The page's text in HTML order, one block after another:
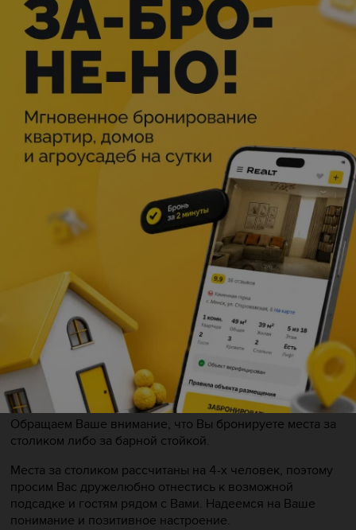
19 июля в 15:00 на сцене Stand Up Comedy Hall — снова
юные комики (от 5 до 17 лет).
Детский Stand Up — это не «Ой, да что могут эти дети», а
Школа, родители, первые отношения — они готовы
рассказать вам обо всем.
Приходи, дети не так уж и просты, как кажется.
Все, кто хотел сходить на стендап, но не с кем было
оставить детей — ведите их с собой! Вас ждет идеальный
семейный вечер.
Встреча гостей с 14:00 до 14:50.
Важно: все брони снимаются за 10 минут до начала
мероприятия, пожалуйста, не опаздывайте.
Обращаем Ваше внимание, что Вы бронируете места за
столиком либо за барной стойкой.
Места за столиком рассчитаны на 4-х человек, поэтому
просим Вас дружелюбно отнестись к возможной
подсадке и гостям рядом с Вами. Надеемся на Ваше
понимание и позитивное настроение.